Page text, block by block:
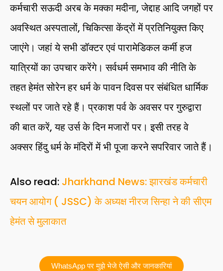
कर्मचारी सऊदी अरब के मक्का मदीना, जेद्दाह आदि जगहों पर
अवस्थित अस्पतालों, चिकित्सा केंद्रों में प्रतिनियुक्त किए
जाएंगे। जहां ये सभी डॉक्टर एवं पारामेडिकल कर्मी हज
यात्रियों का उपचार करेंगे। सर्वधर्म समभाव की नीति के
तहत हेमंत सोरेन हर धर्म के पावन दिवस पर संबंधित धार्मिक
स्थलों पर जाते रहे हैं। प्रकाश पर्व के अवसर पर गुरुद्वारा
की बात करें, यह उर्स के दिन मजारों पर। इसी तरह वे
अक्सर हिंदु धर्म के मंदिरों में भी पूजा करने सपरिवार जाते हैं।
Also read: Jharkhand News: झारखंड कर्मचारी
चयन आयोग ( JSSC) के अध्यक्ष नीरज सिन्हा ने की सीएम
हेमंत से मुलाकात
WhatsApp पर मुझे भेजे ऐसी और जानकारियां